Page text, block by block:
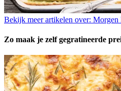
Bekijk meer artikelen over: Morgen
Zo maak je zelf gegratineerde